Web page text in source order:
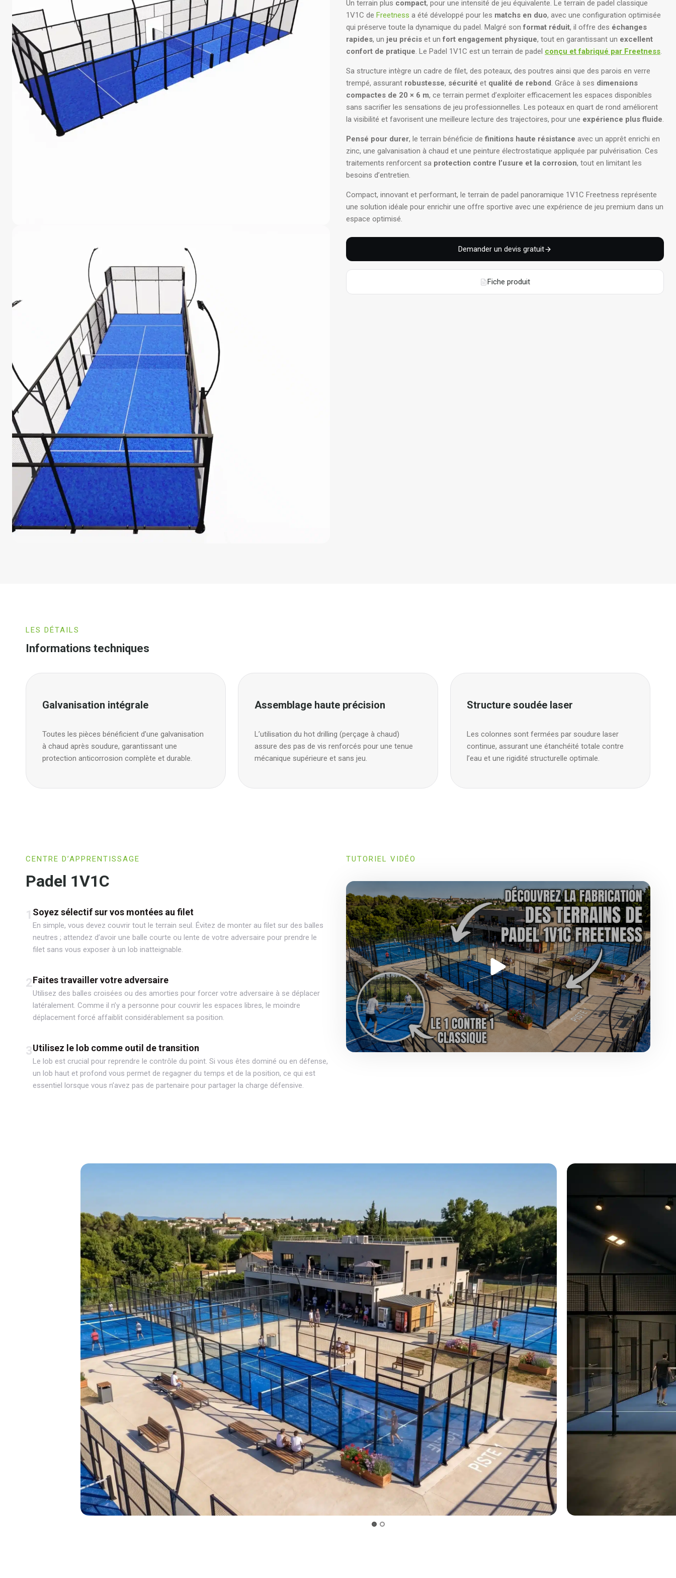
Un terrain plus compact, pour une intensité de jeu équivalente. Le terrain de padel classique
1V1C de Freetness a été développé pour les matchs en duo, avec une configuration optimisée
qui préserve toute la dynamique du padel. Malgré sonformat réduit, il offre des échanges
rapides, un jeu précis et unfort engagement physique, tout en garantissant un excellent
confort de pratique. Le Padel 1V1C est un terrain de padel conçu et fabriqué par Freetness.
Sa structure intègre un cadre de filet, des poteaux, des poutres ainsi que des parois en verre
trempé, assurant robustesse, sécurité et qualité de rebond. Grâce à ses dimensions
compactes de 20 × 6 m, ce terrain permet d’exploiter efficacement les espaces disponibles
sans sacrifier les sensations de jeu professionnelles. Les poteaux en quart de rond améliorent
la visibilité et favorisent une meilleure lecture des trajectoires, pour une expérience plus fluide.
Pensé pour durer, le terrain bénéficie definitions haute résistance avec un apprêt enrichi en
zinc, une galvanisation à chaud et une peinture électrostatique appliquée par pulvérisation. Ces
traitements renforcent sa protection contre l’usure et la corrosion, tout en limitant les
besoins d’entretien.
Compact, innovant et performant, le terrain de padel panoramique 1V1C Freetness représente
une solution idéale pour enrichir une offre sportive avec une expérience de jeu premium dans un
espace optimisé.
Demander un devis gratuit
Fiche produit
LES DÉTAILS
Informations techniques
Galvanisation intégrale
Toutes les pièces bénéficient d’une galvanisation
à chaud après soudure, garantissant une
protection anticorrosion complète et durable.
Assemblage haute précision
L’utilisation du hot drilling (perçage à chaud)
assure des pas de vis renforcés pour une tenue
mécanique supérieure et sans jeu.
Structure soudée laser
Les colonnes sont fermées par soudure laser
continue, assurant une étanchéité totale contre
l’eau et une rigidité structurelle optimale.
CENTRE D’APPRENTISSAGE
Padel 1V1C
1 Soyez sélectif sur vos montées au filet
En simple, vous devez couvrir tout le terrain seul. Évitez de monter au filet sur des balles
neutres ; attendez d’avoir une balle courte ou lente de votre adversaire pour prendre le
filet sans vous exposer à un lob inatteignable.
2Faites travailler votre adversaire
Utilisez des balles croisées ou des amorties pour forcer votre adversaire à se déplacer
latéralement. Comme il n’y a personne pour couvrir les espaces libres, le moindre
déplacement forcé affaiblit considérablement sa position.
3Utilisez le lob comme outil de transition
Le lob est crucial pour reprendre le contrôle du point. Si vous êtes dominé ou en défense,
un lob haut et profond vous permet de regagner du temps et de la position, ce qui est
essentiel lorsque vous n’avez pas de partenaire pour partager la charge défensive.
TUTORIEL VIDÉO